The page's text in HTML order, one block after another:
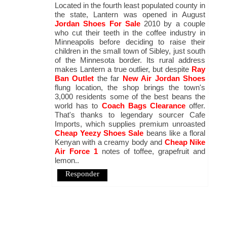
Located in the fourth least populated county in
the state, Lantern was opened in August
Jordan Shoes For Sale2010 by a couple
who cut their teeth in the coffee industry in
Minneapolis before deciding to raise their
children in the small town of Sibley, just south
of the Minnesota border. Its rural address
makes Lantern a true outlier, but despite Ray
Ban Outlet the far New Air Jordan Shoes
flung location, the shop brings the town's
3,000 residents some of the best beans the
world has to Coach Bags Clearanceoffer.
That's thanks to legendary sourcer Cafe
Imports, which supplies premium unroasted
Cheap Yeezy Shoes Sale beans like a floral
Kenyan with a creamy body and Cheap Nike
Air Force 1notes of toffee, grapefruit and
lemon..
Responder